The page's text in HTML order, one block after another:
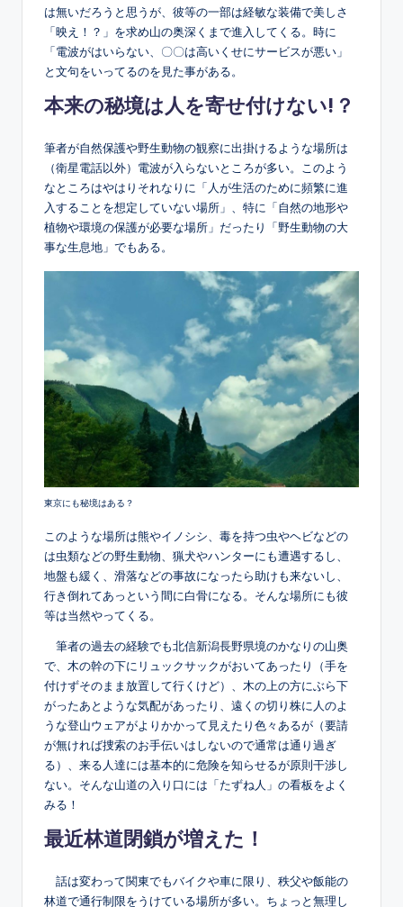
は無いだろうと思うが、彼等の一部は経敏な装備で美しさ
「映え！？」を求め山の奥深くまで進入してくる。時に
「電波がはいらない、〇〇は高いくせにサービスが悪い」
と文句をいってるのを見た事がある。
本来の秘境は人を寄せ付けない!？
筆者が自然保護や野生動物の観察に出掛けるような場所は
（衛星電話以外）電波が入らないところが多い。このよう
なところはやはりそれなりに「人が生活のために頻繁に進
入することを想定していない場所」、特に「自然の地形や
植物や環境の保護が必要な場所」だったり「野生動物の大
事な生息地」でもある。
東京にも秘境はある？
このような場所は熊やイノシシ、毒を持つ虫やヘビなどの
は虫類などの野生動物、猟犬やハンターにも遭遇するし、
地盤も緩く、滑落などの事故になったら助けも来ないし、
行き倒れてあっという間に白骨になる。そんな場所にも彼
等は当然やってくる。
筆者の過去の経験でも北信新潟長野県境のかなりの山奥
で、木の幹の下にリュックサックがおいてあったり（手を
付けずそのまま放置して行くけど）、木の上の方にぶら下
がったあとような気配があったり、遠くの切り株に人のよ
うな登山ウェアがよりかかって見えたり色々あるが（要請
が無ければ捜索のお手伝いはしないので通常は通り過ぎ
る）、来る人達には基本的に危険を知らせるが原則干渉し
ない。そんな山道の入り口には「たずね人」の看板をよく
みる！
最近林道閉鎖が増えた！
話は変わって関東でもバイクや車に限り、秩父や飯能の
林道で通行制限をうけている場所が多い。ちょっと無理し